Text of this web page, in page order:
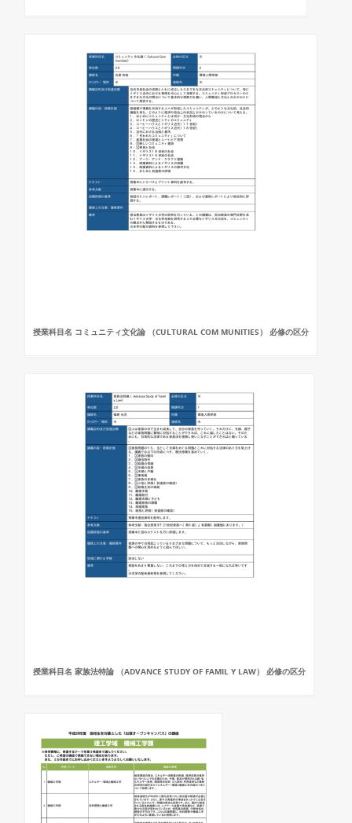
授業科目名 コミュニティ文化論 （CULTURAL COM MUNITIES） 必修の区分
授業科目名 家族法特論 （ADVANCE STUDY OF FAMIL Y LAW） 必修の区分